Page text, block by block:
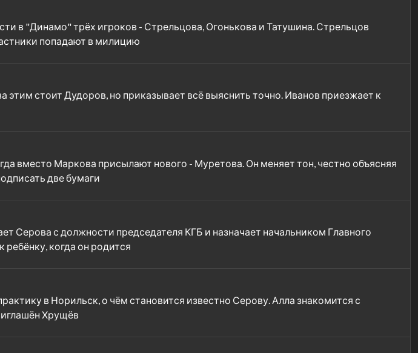
в "Динамо" трёх игроков - Стрельцова, Огонькова и Татушина. Стрельцов
попадают в милицию
стоит Дудоров, но приказывает всё выяснить точно. Иванов приезжает к
вместо Маркова присылают нового - Муретова. Он меняет тон, честно объясняя
две бумаги
Серова с должности председателя КГБ и назначает начальником Главного
ребёнку, когда он родится
в Норильск, о чём становится известно Серову. Алла знакомится с
Хрущёв